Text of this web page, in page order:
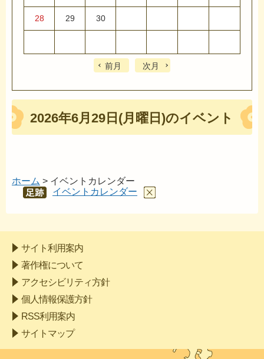
28 29 30
前月 次月
2026年6月29日(月曜日)のイベント
ホーム > イベントカレンダー
あし
イベントカレンダー
サイト利用案内
著作権について
アクセシビリティ方針
個人情報保護方針
RSS利用案内
サイトマップ